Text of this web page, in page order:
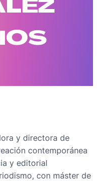
y directora de
contemporánea
y editorial
con máster de